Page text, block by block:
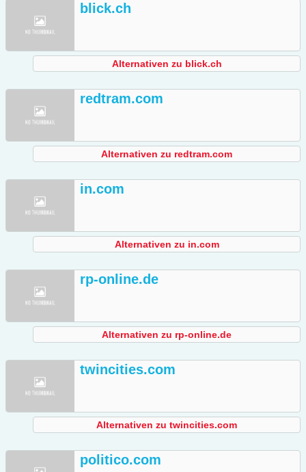
blick.ch
Alternativen zu blick.ch
redtram.com
Alternativen zu redtram.com
in.com
Alternativen zu in.com
rp-online.de
Alternativen zu rp-online.de
twincities.com
Alternativen zu twincities.com
politico.com